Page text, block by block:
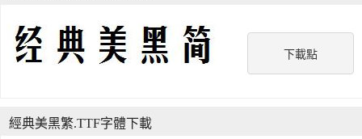
下載點
經典美黑繁.TTF字體下載